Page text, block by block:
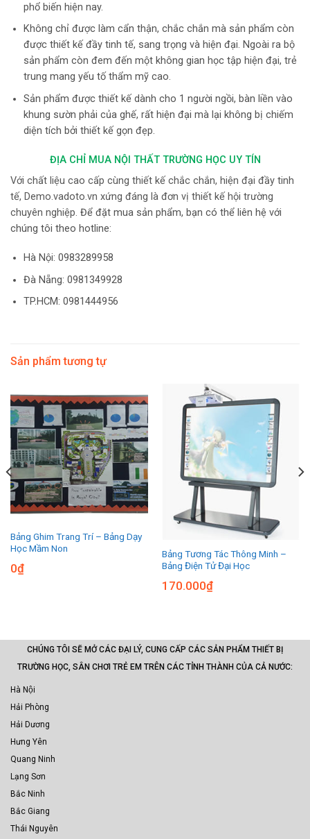
phổ biến hiện nay.
Không chỉ được làm cẩn thận, chắc chắn mà sản phẩm còn
được thiết kế đầy tinh tế, sang trọng và hiện đại. Ngoài ra bộ
sản phẩm còn đem đến một không gian học tập hiện đại, trẻ
trung mang yếu tố thẩm mỹ cao.
Sản phẩm được thiết kế dành cho 1 người ngồi, bàn liền vào
khung sườn phải của ghế, rất hiện đại mà lại không bị chiếm
diện tích bởi thiết kế gọn đẹp.
ĐỊA CHỈ MUA NỘI THẤT TRƯỜNG HỌC UY TÍN
Với chất liệu cao cấp cùng thiết kế chắc chắn, hiện đại đầy tinh
tế, Demo.vadoto.vn xứng đáng là đơn vị thiết kế hội trường
chuyên nghiệp. Để đặt mua sản phẩm, bạn có thể liên hệ với
chúng tôi theo hotline:
Hà Nội: 0983289958
Đà Nẵng: 0981349928
TP.HCM: 0981444956
Sản phẩm tương tự
Bảng Ghim Trang Trí – Bảng Dạy
Học Mầm Non
0₫
Bảng Tương Tác Thông Minh –
Bảng Điện Tử Đại Học
170.000₫
CHÚNG TÔI SẼ MỞ CÁC ĐẠI LÝ, CUNG CẤP CÁC SẢN PHẨM THIẾT BỊ
TRƯỜNG HỌC, SÂN CHƠI TRẺ EM TRÊN CÁC TỈNH THÀNH CỦA CẢ NƯỚC:
Hà Nội
Hải Phòng
Hải Dương
Hưng Yên
Quang Ninh
Lạng Sơn
Bắc Ninh
Bắc Giang
Thái Nguyên